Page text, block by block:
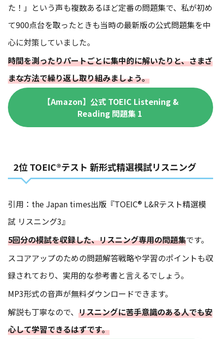
た！」という声も複数あるほど定番の問題集で、私が初め
て900点台を取ったときも当時の最新版の公式問題集を中
心に対策していました。
時間を測ったりパートごとに集中的に解いたりと、さまざ
まな方法で繰り返し取り組みましょう。
【Amazon】公式 TOEIC Listening &
Reading 問題集 1
2位 TOEIC®テスト 新形式精選模試リスニング
引用：the Japan times出版『TOEIC® L&Rテスト精選模
試 リスニング3』
5回分の模試を収録した、リスニング専用の問題集です。
スコアアップのための問題解答戦略や学習のポイントも収
録されており、実用的な参考書と言えるでしょう。
MP3形式の音声が無料ダウンロードできます。
解説も丁寧なので、 リスニングに苦手意識のある人でも安
心して学習できるはずです。